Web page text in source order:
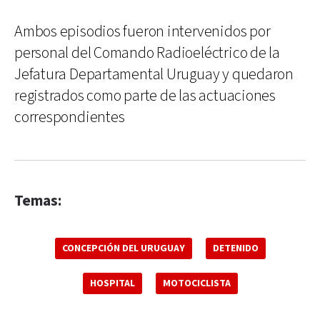
Ambos episodios fueron intervenidos por
personal del Comando Radioeléctrico de la
Jefatura Departamental Uruguay y quedaron
registrados como parte de las actuaciones
correspondientes
Temas:
CONCEPCIÓN DEL URUGUAY DETENIDO
HOSPITAL MOTOCICLISTA